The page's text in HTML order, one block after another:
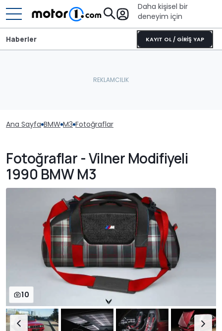
Daha kişisel bir
deneyim için
KAYIT OL / GİRİŞ YAP
Haberler
Ana Sayfa BMW M3 Fotoğraflar
Fotoğraflar - Vilner Modifiyeli
1990 BMW M3
10